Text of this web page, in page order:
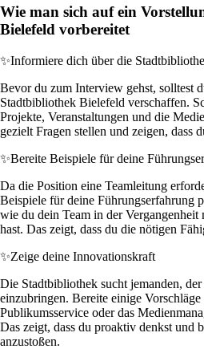
Wie man sich auf ein
Bielefeld vorbereitet
✨Informiere dich über die
Bevor du zum Interview gehst, solltest
Stadtbibliothek Bielefeld verschaffen.
Projekte, Veranstaltungen und die
gezielt Fragen stellen und zeigen, dass
✨Bereite Beispiele für deine
Da die Position eine Teamleitung
Beispiele für deine Führungserfahrung
wie du dein Team in der
hast. Das zeigt, dass du die nötigen
✨Zeige deine Innovationskraft
Die Stadtbibliothek sucht jemanden,
einzubringen. Bereite einige
Publikumsservice oder das
Das zeigt, dass du proaktiv denkst und
anzustoßen.